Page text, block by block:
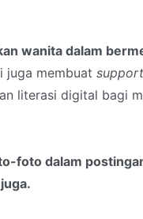
wanita dalam
juga membuat
literasi digital bagi
foto dalam